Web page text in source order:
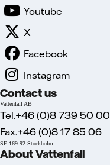
Youtube
X
Facebook
Instagram
Contact us
Vattenfall AB
Tel.+46 (0)8 739 50 00
Fax.+46 (0)8 17 85 06
SE-169 92 Stockholm
About Vattenfall